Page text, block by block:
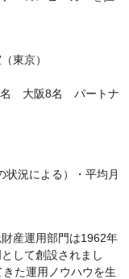
東京）
名 大阪8名 パートナ
状況による）・平均月
産運用部門は1962年
して創設されまし
た運用ノウハウを生